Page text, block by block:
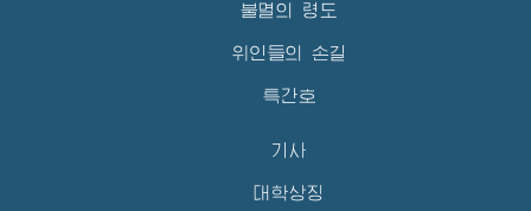
불멸의 령도
위인들의 손길
특간호
기사
대학상징